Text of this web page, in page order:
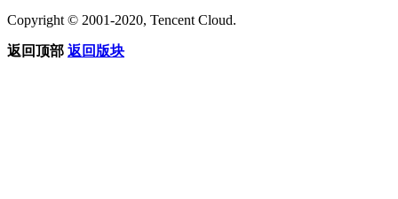
Copyright © 2001-2020, Tencent Cloud.
返回顶部 返回版块